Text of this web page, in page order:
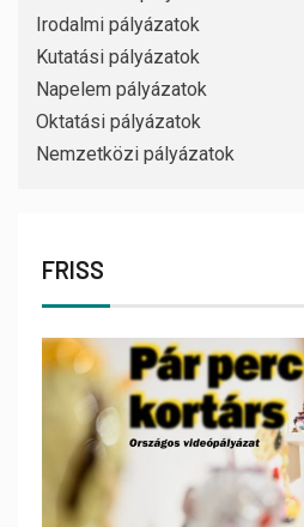
Irodalmi pályázatok
Kutatási pályázatok
Napelem pályázatok
Oktatási pályázatok
Nemzetközi pályázatok
FRISS